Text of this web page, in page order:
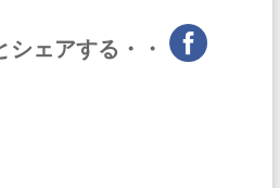
ェアする・・